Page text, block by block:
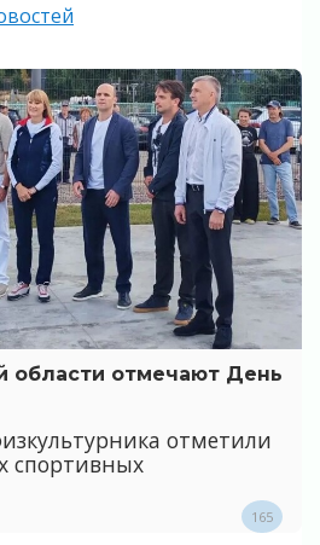
области отмечают День
отметили
спортивных
165